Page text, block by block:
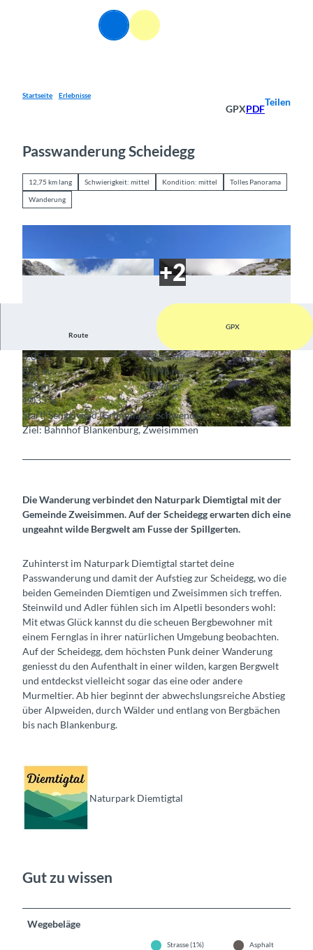
Suche Menü
Startseite Erlebnisse
GPXPDF
Teilen
Passwanderung Scheidegg
12,75 km lang Schwierigkeit: mittel Kondition: mittel Tolles Panorama
Wanderung
© Céline Perren, Naturpark Diemtigtal
© Rahel Mazenauer, Naturpark Diemtigtal © Rahel Mazenauer, Naturpark Diemtigtal
Route
GPX
5:05 h
12,75 km
825 m
1.096 m
958 m
1.991 m
1.033 m
Start: Senggiweid (Grimmialp), Schwenden
Ziel: Bahnhof Blankenburg, Zweisimmen
Die Wanderung verbindet den Naturpark Diemtigtal mit der
Gemeinde Zweisimmen. Auf der Scheidegg erwarten dich eine
ungeahnt wilde Bergwelt am Fusse der Spillgerten.
Zuhinterst im Naturpark Diemtigtal startet deine
Passwanderung und damit der Aufstieg zur Scheidegg, wo die
beiden Gemeinden Diemtigen und Zweisimmen sich treffen.
Steinwild und Adler fühlen sich im Alpetli besonders wohl:
Mit etwas Glück kannst du die scheuen Bergbewohner mit
einem Fernglas in ihrer natürlichen Umgebung beobachten.
Auf der Scheidegg, dem höchsten Punk deiner Wanderung
geniesst du den Aufenthalt in einer wilden, kargen Bergwelt
und entdeckst vielleicht sogar das eine oder andere
Murmeltier. Ab hier beginnt der abwechslungsreiche Abstieg
über Alpweiden, durch Wälder und entlang von Bergbächen
bis nach Blankenburg.
Naturpark Diemtigtal
Gut zu wissen
Wegebeläge
Strasse (1%)
Asphalt